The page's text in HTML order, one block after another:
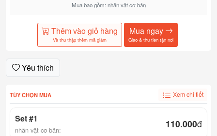
Mua bao gồm: nhân vật cơ bản
Thêm vào giỏ hàng
Và thu thập thêm mã giảm
Mua ngay
Giao & thu tiền tận nơi
Yêu thích
TÙY CHỌN MUA Xem chi tiết
Set #1
nhân vật cơ bản:
110.000đ